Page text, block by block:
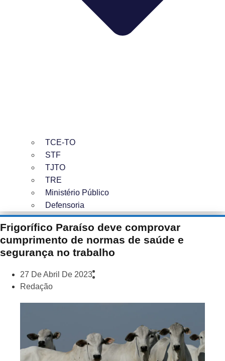
TCE-TO
STF
TJTO
TRE
Ministério Público
Defensoria
Frigorífico Paraíso deve comprovar
cumprimento de normas de saúde e
segurança no trabalho
27 De Abril De 2023
Redação